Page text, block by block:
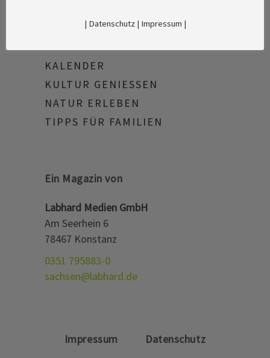
KALENDER
KULTUR GENIESSEN
NATUR ERLEBEN
TIPPS FÜR FAMILIEN
Ein Magazin von
Labhard Medien GmbH
Am Seerhein 6
78467 Konstanz
0351 795883-0
sachsen@labhard.de
Impressum Datenschutz
| Datenschutz| Impressum |